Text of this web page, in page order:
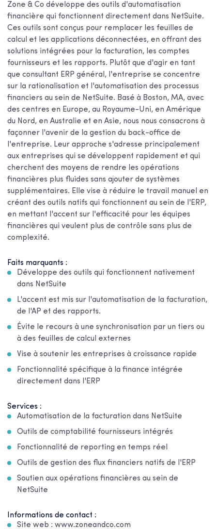
Zone & Co développe des outils d'automatisation
financière qui fonctionnent directement dans NetSuite.
Ces outils sont conçus pour remplacer les feuilles de
calcul et les applications déconnectées, en offrant des
solutions intégrées pour la facturation, les comptes
fournisseurs et les rapports. Plutôt que d'agir en tant
que consultant ERP général, l'entreprise se concentre
sur la rationalisation et l'automatisation des processus
financiers au sein de NetSuite. Basé à Boston, MA, avec
des centres en Europe, au Royaume-Uni, en Amérique
du Nord, en Australie et en Asie, nous nous consacrons à
façonner l'avenir de la gestion du back-office de
l'entreprise. Leur approche s'adresse principalement
aux entreprises qui se développent rapidement et qui
cherchent des moyens de rendre les opérations
financières plus fluides sans ajouter de systèmes
supplémentaires. Elle vise à réduire le travail manuel en
créant des outils natifs qui fonctionnent au sein de l'ERP,
en mettant l'accent sur l'efficacité pour les équipes
financières qui veulent plus de contrôle sans plus de
complexité.
Faits marquants :
Développe des outils qui fonctionnent nativement
dans NetSuite
L'accent est mis sur l'automatisation de la facturation,
de l'AP et des rapports.
Évite le recours à une synchronisation par un tiers ou
à des feuilles de calcul externes
Vise à soutenir les entreprises à croissance rapide
Fonctionnalité spécifique à la finance intégrée
directement dans l'ERP
Services :
Automatisation de la facturation dans NetSuite
Outils de comptabilité fournisseurs intégrés
Fonctionnalité de reporting en temps réel
Outils de gestion des flux financiers natifs de l'ERP
Soutien aux opérations financières au sein de
NetSuite
Informations de contact :
Site web : www.zoneandco.com